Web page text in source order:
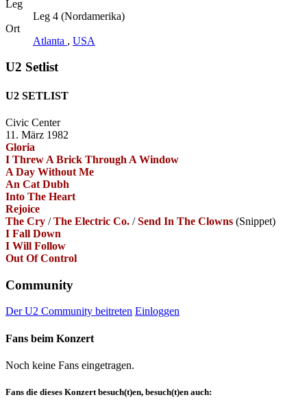
Leg
Leg 4 (Nordamerika)
Ort
Atlanta , USA
U2 Setlist
U2 SETLIST
Civic Center
11. März 1982
Gloria
I Threw A Brick Through A Window
A Day Without Me
An Cat Dubh
Into The Heart
Rejoice
The Cry /The Electric Co. /Send In The Clowns (Snippet)
I Fall Down
I Will Follow
Out Of Control
Community
Der U2 Community beitreten Einloggen
Fans beim Konzert
Noch keine Fans eingetragen.
Fans die dieses Konzert besuch(t)en, besuch(t)en auch: